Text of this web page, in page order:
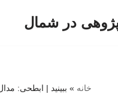
در شمال
خانه » ببینید | ابطحی: